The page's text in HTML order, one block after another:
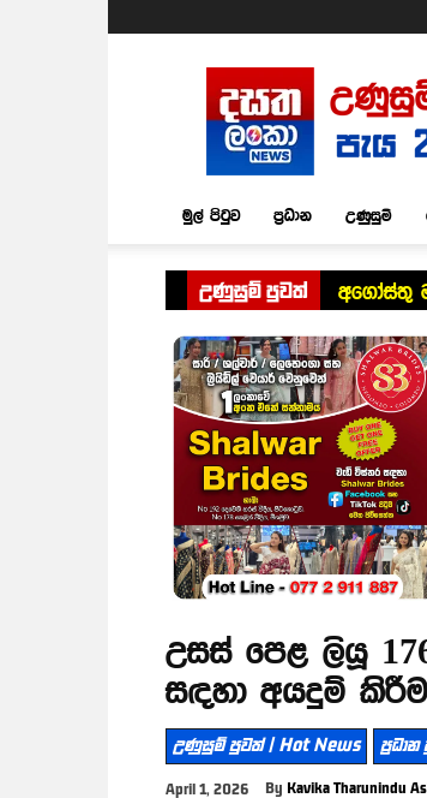
Lanka
News
මුල් පිටුව ප්‍රධාන උණුසුම්
උණුසුම් පුවත් අගෝස්තු
උසස් පෙළ ලියූ
සඳහා අයදුම්
උණුසුම් පුවත් | Hot News
April 1, 2026 By Kavika Tharunindu